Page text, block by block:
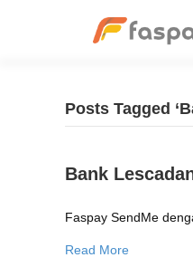
Posts Tagged
Bank
Faspay SendMe
Read More